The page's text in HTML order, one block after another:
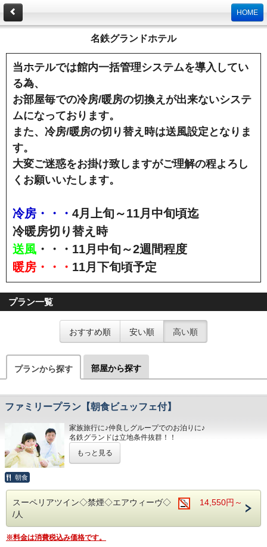
HOME
名鉄グランドホテル
当ホテルでは館内一括管理システムを導入してい
る為、
お部屋毎での冷房/暖房の切換えが出来ないシステ
ムになっております。
また、冷房/暖房の切り替え時は送風設定となりま
す。
大変ご迷惑をお掛け致しますがご理解の程よろし
くお願いいたします。
冷房・・・ 4月上旬～11月中旬頃迄
冷暖房切り替え時
送風 ・・・11月中旬～2週間程度
暖房・・・ 11月下旬頃予定
プラン一覧
おすすめ順 安い順 高い順
プランから探す 部屋から探す
ファミリープラン【朝食ビュッフェ付】
家族旅行に♪仲良しグループでのお泊りに♪
名鉄グランドは立地条件抜群！！
！！さらに！！
家族旅行には嬉しい♪
会が多い場所を
える事が可能です。
清掃時は常に換気をして新鮮な空気に入れ替えておりま
もっと見る
朝食
スーペリアツイン◇禁煙◇エアウィーヴ◇
14,550円～
/人
※料金は消費税込み価格です。